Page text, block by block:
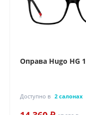
Оправа Hugo HG
Доступно в 2 салонах